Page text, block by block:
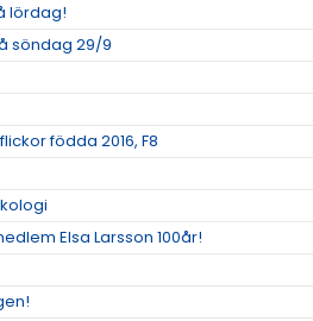
lördag!
söndag 29/9
födda 2016, F8
Elsa Larsson 100år!